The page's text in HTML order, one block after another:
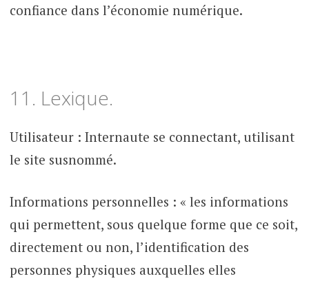
confiance dans l’économie numérique.
11. Lexique.
Utilisateur : Internaute se connectant, utilisant
le site susnommé.
Informations personnelles : « les informations
qui permettent, sous quelque forme que ce soit,
directement ou non, l’identification des
personnes physiques auxquelles elles